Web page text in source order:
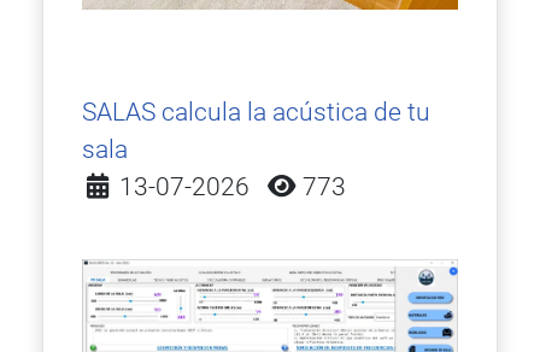
SALAS calcula la acústica de tu
sala
Detalles
13-07-2026 773